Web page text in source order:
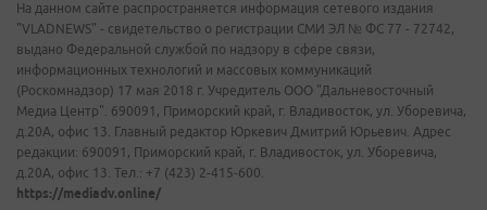
На данном сайте распространяется информация сетевого издания
"VLADNEWS" - свидетельство о регистрации СМИ ЭЛ № ФС 77 - 72742,
выдано Федеральной службой по надзору в сфере связи,
информационных технологий и массовых коммуникаций
(Роскомнадзор) 17 мая 2018 г. Учредитель ООО "Дальневосточный
Медиа Центр". 690091, Приморский край, г. Владивосток, ул. Уборевича,
д.20А, офис 13. Главный редактор Юркевич Дмитрий Юрьевич. Адрес
редакции: 690091, Приморский край, г. Владивосток, ул. Уборевича,
д.20А, офис 13. Тел.: +7 (423) 2-415-600.
https://mediadv.online/